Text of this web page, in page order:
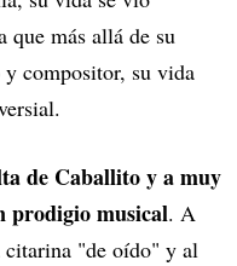
que más allá de su
compositor, su vida
de Caballito y a muy
prodigio musical. A
citarina "de oído" y al